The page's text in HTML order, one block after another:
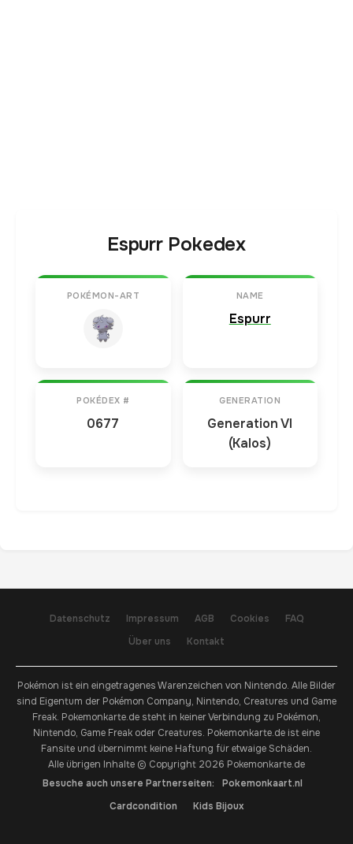
Espurr Pokedex
POKÉMON-ART NAME
Espurr
POKÉDEX #
0677
GENERATION
Generation VI
(Kalos)
Datenschutz Impressum AGB Cookies
FAQ
Über uns
Kontakt
Pokémon ist ein eingetragenes Warenzeichen von Nintendo. Alle Bilder
sind Eigentum der Pokémon Company, Nintendo, Creatures und Game
Freak. Pokemonkarte.de steht in keiner Verbindung zu Pokémon,
Nintendo, Game Freak oder Creatures. Pokemonkarte.de ist eine
Fansite und übernimmt keine Haftung für etwaige Schäden.
Alle übrigen Inhalte © Copyright 2026 Pokemonkarte.de
Besuche auch unsere Partnerseiten:
Pokemonkaart.nl
Cardcondition
Kids Bijoux